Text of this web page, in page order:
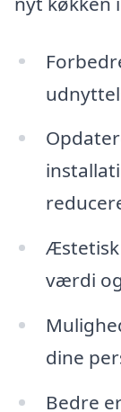
værdi
dine
Bedre